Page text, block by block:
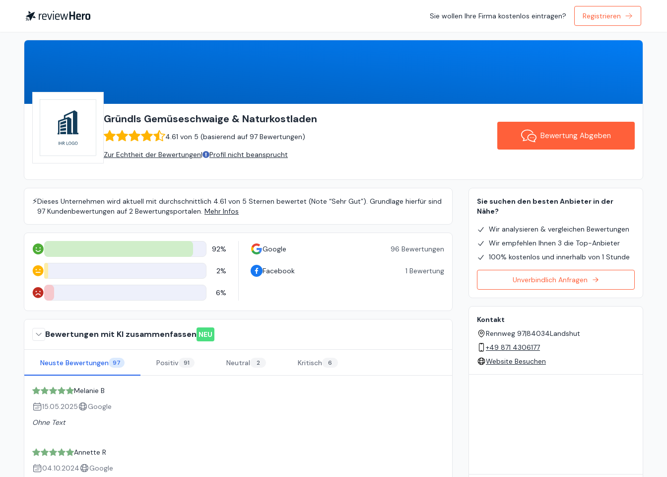
Sie wollen Ihre Firma kostenlos eintragen? Registrieren
Gründls Gemüseschwaige & Naturkostladen
4.61 von 5 (basierend auf 97 Bewertungen)
Zur Echtheit der Bewertungen| Profil nicht beansprucht
Bewertung Abgeben
⚡️Dieses Unternehmen wird aktuell mit durchschnittlich 4.61 von 5 Sternen bewertet (Note “Sehr Gut”). Grundlage hierfür sind
97 Kundenbewertungen auf 2 Bewertungsportalen. Mehr Infos
Positiv 92%
Neutral 2%
Negativ 6%
Google 96 Bewertungen
Facebook 1 Bewertung
Bewertungen mit KI zusammenfassen NEU
Neuste Bewertungen 97 Positiv 91 Neutral 2 Kritisch 6
Melanie B
15.05.2025
Google
Ohne Text
Annette R
04.10.2024
Google
Sie suchen den besten Anbieter in der
Nähe?
Wir analysieren & vergleichen Bewertungen
Wir empfehlen Ihnen 3 die Top-Anbieter
100% kostenlos und innerhalb von 1 Stunde
Unverbindlich Anfragen
Kontakt
Rennweg 97|84034Landshut
+49 871 4306177
Website Besuchen